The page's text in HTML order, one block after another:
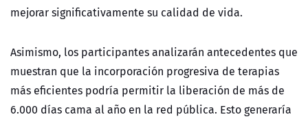
mejorar significativamente su calidad de vida.
Asimismo, los participantes analizarán antecedentes que
muestran que la incorporación progresiva de terapias
más eficientes podría permitir la liberación de más de
6.000 días cama al año en la red pública. Esto generaría